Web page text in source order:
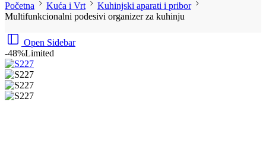
Početna Kuća i Vrt
Kuhinjski aparati i pribor
Multifunkcionalni podesivi organizer za kuhinju
Open Sidebar
-48%Limited